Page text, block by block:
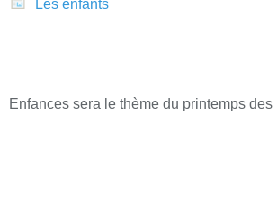
Les enfants
Enfances sera le thème du printemps des